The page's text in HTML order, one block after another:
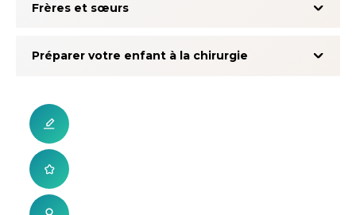
Frères et sœurs
Préparer votre enfant à la chirurgie